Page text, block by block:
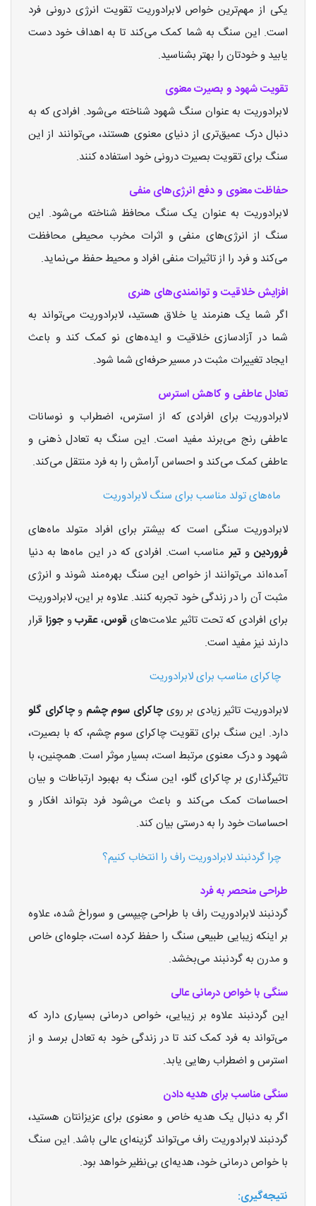
یکی از مهم‌ترین خواص لابرادوریت تقویت انرژی درونی فرد
است. این سنگ به شما کمک می‌کند تا به اهداف خود دست
یابید و خودتان را بهتر بشناسید.
تقویت شهود و بصیرت معنوی
لابرادوریت به عنوان سنگ شهود شناخته می‌شود. افرادی که به
دنبال درک عمیق‌تری از دنیای معنوی هستند، می‌توانند از این
سنگ برای تقویت بصیرت درونی خود استفاده کنند.
حفاظت معنوی و دفع انرژی‌های منفی
لابرادوریت به عنوان یک سنگ محافظ شناخته می‌شود. این
سنگ از انرژی‌های منفی و اثرات مخرب محیطی محافظت
می‌کند و فرد را از تاثیرات منفی افراد و محیط حفظ می‌نماید.
افزایش خلاقیت و توانمندی‌های هنری
اگر شما یک هنرمند یا خلاق هستید، لابرادوریت می‌تواند به
شما در آزادسازی خلاقیت و ایده‌های نو کمک کند و باعث
ایجاد تغییرات مثبت در مسیر حرفه‌ای شما شود.
تعادل عاطفی و کاهش استرس
لابرادوریت برای افرادی که از استرس، اضطراب و نوسانات
عاطفی رنج می‌برند مفید است. این سنگ به تعادل ذهنی و
عاطفی کمک می‌کند و احساس آرامش را به فرد منتقل می‌کند.
ماه‌های تولد مناسب برای سنگ لابرادوریت
لابرادوریت سنگی است که بیشتر برای افراد متولد ماه‌های
فروردینوتیرمناسب است. افرادی که در این ماه‌ها به دنیا
آمده‌اند می‌توانند از خواص این سنگ بهره‌مند شوند و انرژی
مثبت آن را در زندگی خود تجربه کنند. علاوه بر این، لابرادوریت
برای افرادی که تحت تاثیر علامت‌های قوس،عقربوجوزا قرار
دارند نیز مفید است.
چاکرای مناسب برای لابرادوریت
لابرادوریت تاثیر زیادی بر روی چاکرای سوم چشم وچاکرای گلو
دارد. این سنگ برای تقویت چاکرای سوم چشم، که با بصیرت،
شهود و درک معنوی مرتبط است، بسیار موثر است. همچنین، با
تاثیرگذاری بر چاکرای گلو، این سنگ به بهبود ارتباطات و بیان
احساسات کمک می‌کند و باعث می‌شود فرد بتواند افکار و
احساسات خود را به درستی بیان کند.
چرا گردنبند لابرادوریت راف را انتخاب کنیم؟
طراحی منحصر به فرد
گردنبند لابرادوریت راف با طراحی چیپسی و سوراخ شده، علاوه
بر اینکه زیبایی طبیعی سنگ را حفظ کرده است، جلوه‌ای خاص
و مدرن به گردنبند می‌بخشد.
سنگی با خواص درمانی عالی
این گردنبند علاوه بر زیبایی، خواص درمانی بسیاری دارد که
می‌تواند به فرد کمک کند تا در زندگی خود به تعادل برسد و از
استرس و اضطراب رهایی یابد.
سنگی مناسب برای هدیه دادن
اگر به دنبال یک هدیه خاص و معنوی برای عزیزانتان هستید،
گردنبند لابرادوریت راف می‌تواند گزینه‌ای عالی باشد. این سنگ
با خواص درمانی خود، هدیه‌ای بی‌نظیر خواهد بود.
نتیجه‌گیری: